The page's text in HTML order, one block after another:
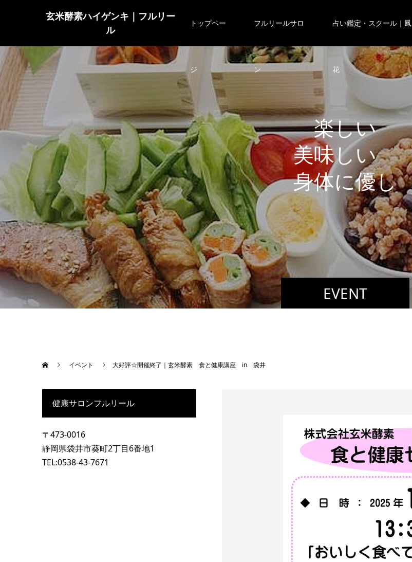
玄米酵素ハイゲンキ｜フルリー
ル
トップペー
ジ
フルリールサロ
ン
占い鑑定・スクール｜鳳
花
EVENT
楽 しい
美味しい
身体に優しい
ワークショ
イベント 大好評☆開催終了｜玄米酵素 食と健康講座 in 袋井
健康サロンフルリール
〒473-0016
静岡県袋井市葵町2丁目6番地1
TEL:0538-43-7671